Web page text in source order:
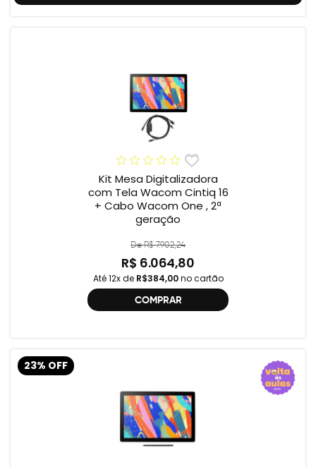
Kit Mesa Digitalizadora
com Tela Wacom Cintiq 16
+ Cabo Wacom One , 2ª
geração
De R$ 7.902,24
R$ 6.064,80
Até 12x de R$384,00no cartão
COMPRAR
23% OFF